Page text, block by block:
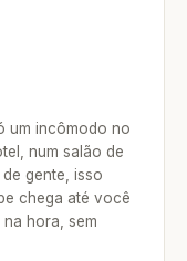
um incômodo no
num salão de
gente, isso
chega até você
hora, sem